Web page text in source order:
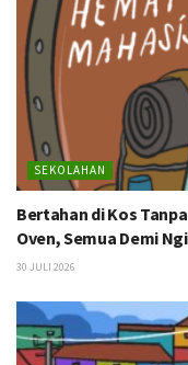
SEKOLAHAN
Bertahan di Kos
Oven, Semua Demi
30 JULI 2026